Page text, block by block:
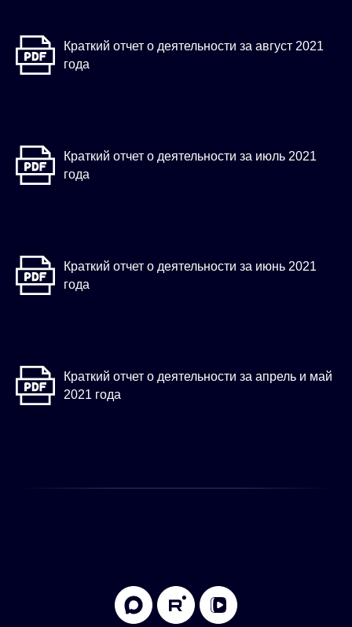
Краткий отчет о деятельности за август 2021
года
Краткий отчет о деятельности за июль 2021
года
Краткий отчет о деятельности за июнь 2021
года
Краткий отчет о деятельности за апрель и май
2021 года